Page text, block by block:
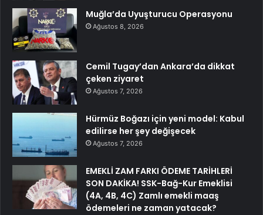
Muğla’da Uyuşturucu Operasyonu
Ağustos 8, 2026
Cemil Tugay’dan Ankara’da dikkat
çeken ziyaret
Ağustos 7, 2026
Hürmüz Boğazı için yeni model: Kabul
edilirse her şey değişecek
Ağustos 7, 2026
EMEKLİ ZAM FARKI ÖDEME TARİHLERİ
SON DAKİKA! SSK-Bağ-Kur Emeklisi
(4A, 4B, 4C) Zamlı emekli maaş
ödemeleri ne zaman yatacak?